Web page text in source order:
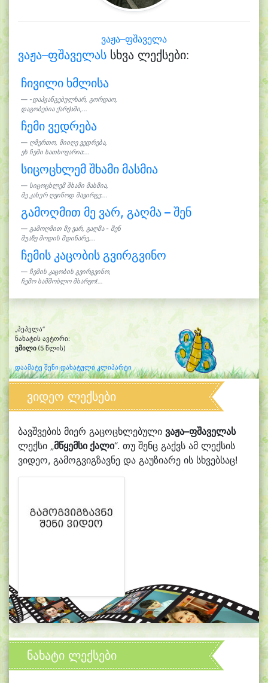
ვაჟა–ფშაველა
ვაჟა–ფშაველას სხვა ლექსები:
ჩივილი ხმლისა
-დაჰჟანგებულხარ, გორდაო,
დაგობებია ქარქაში,...
ჩემი ვედრება
ღმერთო, მიიღე ვედრება,
ეს ჩემი სათხოვარია:...
სიცოცხლემ შხამი მასმია
სიცოცხლემ შხამი მასმია,
მე კახურ ღვინოდ შავირგე:...
გამოღმით მე ვარ, გაღმა – შენ
გამოღმით მე ვარ, გაღმა - შენ
შუაზე მოდის მდინარე,...
ჩემის კაცობის გვირგვინო
ჩემის კაცობის გვირგვინო,
ჩემო სამშობლო მხარეო!...
„პეპელა“
ნახატის ავტორი:
ემილი (5 წლის)
დაამატე შენი დახატული კლიპარტი
ვიდეო ლექსები
ბავშვების მიერ გაცოცხლებული ვაჟა–ფშაველას
ლექსი „მწყემსი ქალი“. თუ შენც გაქვს ამ ლექსის
ვიდეო, გამოგვიგზავნე და გაუზიარე ის სხვებსაც!
ნახატი ლექსები